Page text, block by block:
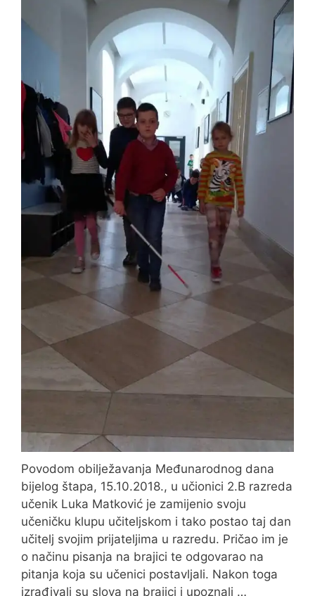
Povodom obilježavanja Međunarodnog dana
bijelog štapa, 15.10.2018., u učionici 2.B razreda
učenik Luka Matković je zamijenio svoju
učeničku klupu učiteljskom i tako postao taj dan
učitelj svojim prijateljima u razredu. Pričao im je
o načinu pisanja na brajici te odgovarao na
pitanja koja su učenici postavljali. Nakon toga
izrađivali su slova na brajici i upoznali …